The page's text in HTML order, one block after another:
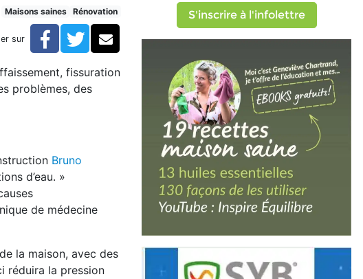
sols
Maisons saines Rénovation
sur Facebook
TwitterCourriel
fissuration
problèmes, des
Bruno
d’eau. »
de médecine
la maison, avec des
réduira la pression
S'inscrire à l'infolettre